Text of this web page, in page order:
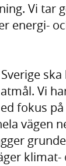
Vi tar
energi-
Vi
fokus
vägen